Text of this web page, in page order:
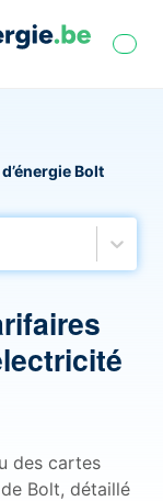
Bolt
des cartes
Bolt, détaillé